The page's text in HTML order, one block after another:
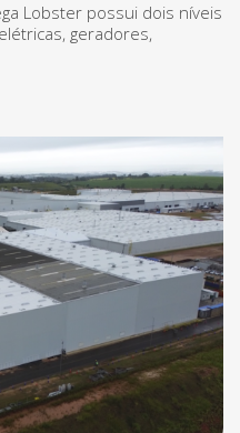
Lobster possui dois níveis
geradores,